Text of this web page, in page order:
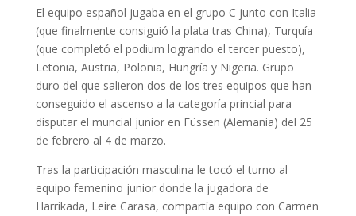
El equipo español jugaba en el grupo C junto con Italia
(que finalmente consiguió la plata tras China), Turquía
(que completó el podium logrando el tercer puesto),
Letonia, Austria, Polonia, Hungría y Nigeria. Grupo
duro del que salieron dos de los tres equipos que han
conseguido el ascenso a la categoría princial para
disputar el muncial junior en Füssen (Alemania) del 25
de febrero al 4 de marzo.
Tras la participación masculina le tocó el turno al
equipo femenino junior donde la jugadora de
Harrikada, Leire Carasa, compartía equipo con Carmen